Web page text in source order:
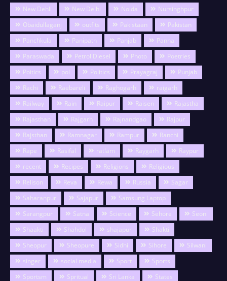
New Dehli
New Delhi Noida
Nursinghpur
Obaidullaganj
outfits Pakistaan
Pakistan
Panchkula
Panipath Panjab
Panna
Paraswada
Petrol Diesel Photo
Poetries
Poitics
pol Politics Prayagraj
Punjab
Rachi
Raebareli Raghogarh
raigarh
Railway
Rain Raipur Raisen
Rajastha
Rajasthan
Rajgarh Rajnandgao
Rajpur
Rajsthan
Ramnagar Rampur
Ranchi
Rape
Rasifal ratlam Raygarh
Raypur
recent
Recipes Religions
Religious
Relison
Reva Rewa Russia
Sagar
Saharanpur
Sajapur
Samsung Laptop
Sarangpur
Satna Science Sehore
Seoni
Shaakti
Shahdol shajapur
Shakti
Sheopur
Sheopure Sidhi Sihore
Silwani
singer
social media Sport
Sports
Sportsm
Spritual Sri Lanka States